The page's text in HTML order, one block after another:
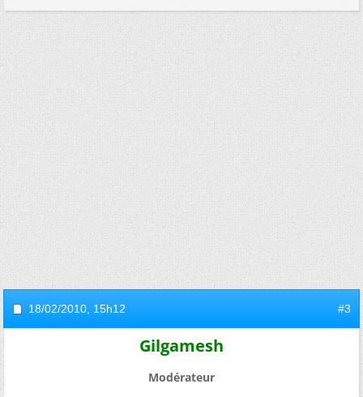
18/02/2010, 15h12 #3
Gilgamesh
Modérateur